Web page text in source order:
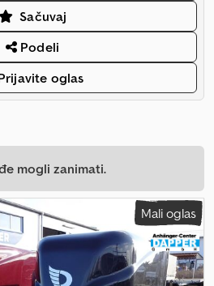
Sačuvaj
Podeli
oglas
mogli zanimati.
Mali oglas